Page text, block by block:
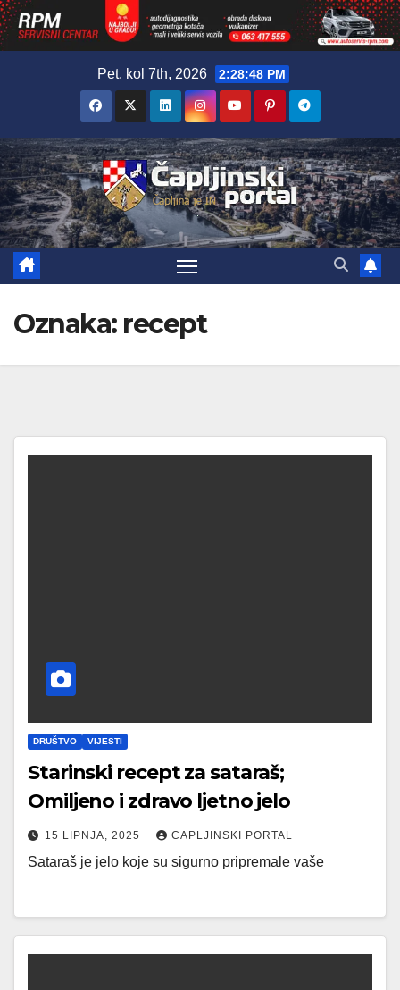
Pet. kol 7th, 2026 2:28:49 PM
Oznaka: recept
DRUŠTVO VIJESTI
Starinski recept za sataraš;
Omiljeno i zdravo ljetno jelo
15 LIPNJA, 2025 CAPLJINSKI PORTAL
Sataraš je jelo koje su sigurno pripremale vaše